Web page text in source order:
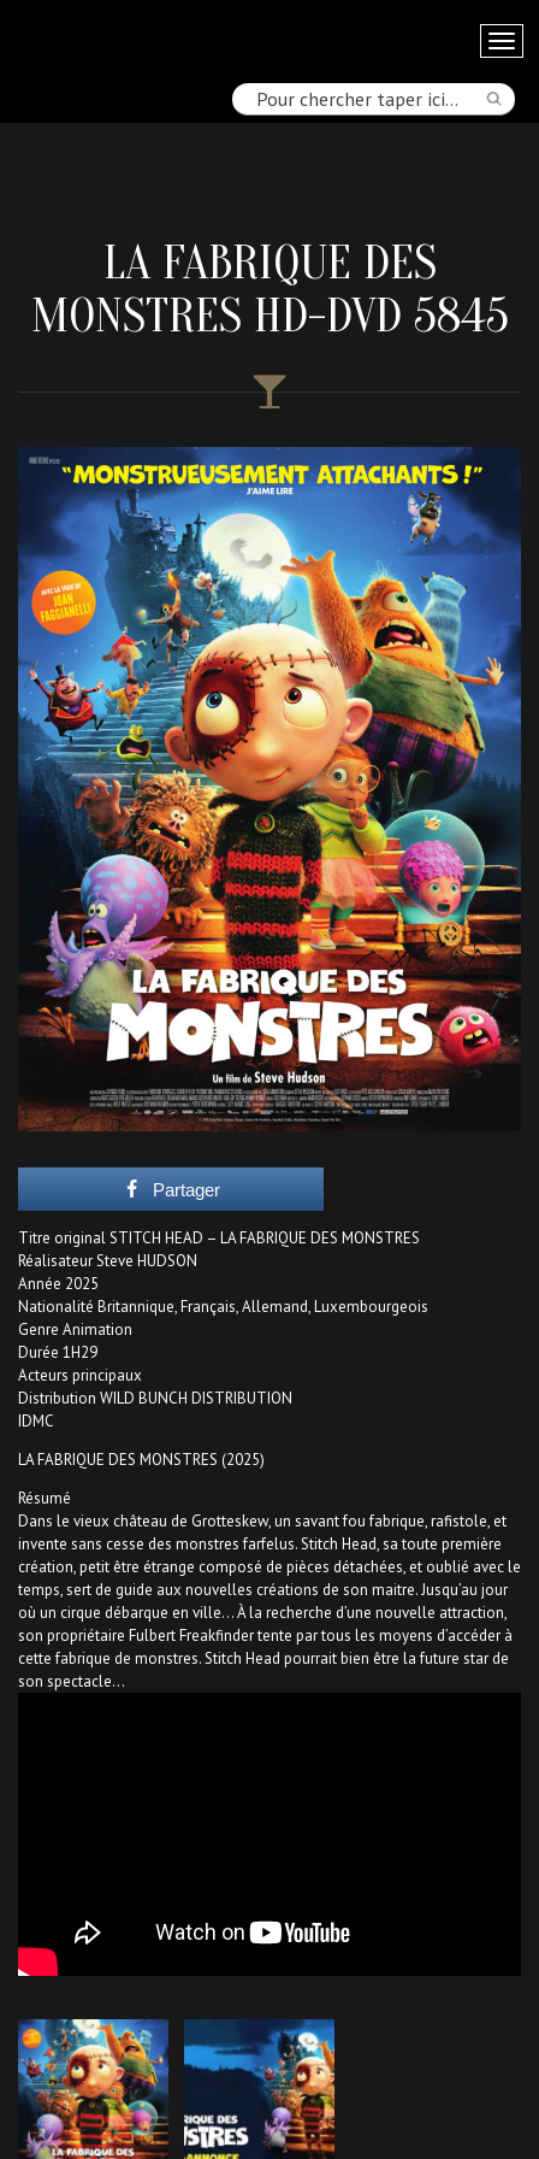
LA FABRIQUE DES
MONSTRES HD-DVD 5845
Partager
Titre original STITCH HEAD – LA FABRIQUE DES MONSTRES
Réalisateur Steve HUDSON
Année 2025
Nationalité Britannique, Français, Allemand, Luxembourgeois
Genre Animation
Durée 1H29
Acteurs principaux
Distribution WILD BUNCH DISTRIBUTION
IDMC
LA FABRIQUE DES MONSTRES (2025)
Résumé
Dans le vieux château de Grotteskew, un savant fou fabrique, rafistole, et
invente sans cesse des monstres farfelus. Stitch Head, sa toute première
création, petit être étrange composé de pièces détachées, et oublié avec le
temps, sert de guide aux nouvelles créations de son maitre. Jusqu’au jour
où un cirque débarque en ville… À la recherche d’une nouvelle attraction,
son propriétaire Fulbert Freakfinder tente par tous les moyens d’accéder à
cette fabrique de monstres. Stitch Head pourrait bien être la future star de
son spectacle…